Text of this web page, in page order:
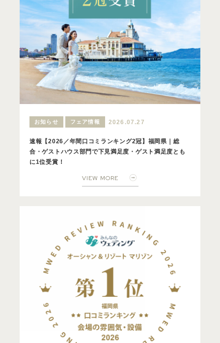
お知らせ フェア情報 2026.07.27
速報【2026／年間口コミランキング2冠】福岡県｜総
合・ゲストハウス部門で下見満足度・ゲスト満足度とも
に1位受賞！
VIEW MORE